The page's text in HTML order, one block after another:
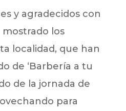
y agradecidos con
los
localidad, que han
de ‘Barbería a tu
de la jornada de
para